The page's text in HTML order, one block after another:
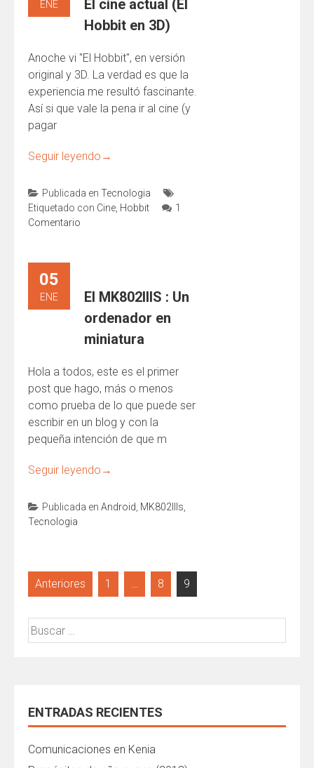
ENE
El cine actual (El
Hobbit en 3D)
Anoche vi "El Hobbit", en versión
original y 3D. La verdad es que la
experiencia me resultó fascinante.
Así si que vale la pena ir al cine (y
pagar
Seguir leyendo →
Publicada en Tecnologia
Etiquetado con Cine, Hobbit
1
Comentario
05
ENE
El MK802IIIS : Un
ordenador en
miniatura
Hola a todos, este es el primer
post que hago, más o menos
como prueba de lo que puede ser
escribir en un blog y con la
pequeña intención de que m
Seguir leyendo →
Publicada en Android, MK802IIIs,
Tecnologia
Paginación
de
entradas
Anteriores 1 … 8 9
Buscar:
ENTRADAS RECIENTES
Comunicaciones en Kenia